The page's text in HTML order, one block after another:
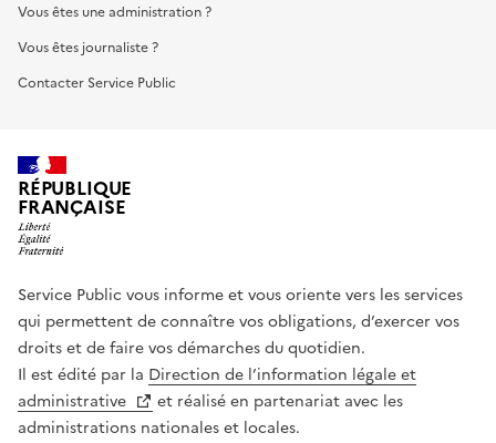
Vous êtes une administration ?
Vous êtes journaliste ?
Contacter Service Public
RÉPUBLIQUE
FRANÇAISE
Service Public vous informe et vous oriente vers les services
qui permettent de connaître vos obligations, d’exercer vos
droits et de faire vos démarches du quotidien.
Il est édité par la Direction de l’information légale et
administrative
et réalisé en partenariat avec les
administrations nationales et locales.